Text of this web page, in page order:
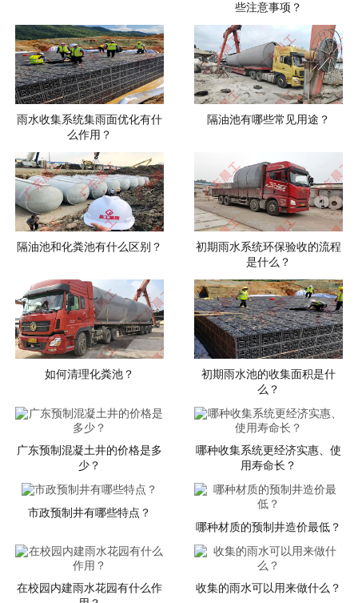
些注意事项？
雨水收集系统集雨面优化有什
么作用？
隔油池有哪些常见用途？
隔油池和化粪池有什么区别？
初期雨水系统环保验收的流程
是什么？
如何清理化粪池？
初期雨水池的收集面积是什
么？
广东预制混凝土井的价格是多
少？
哪种收集系统更经济实惠、使
用寿命长？
市政预制井有哪些特点？
哪种材质的预制井造价最低？
在校园内建雨水花园有什么作
收集的雨水可以用来做什么？